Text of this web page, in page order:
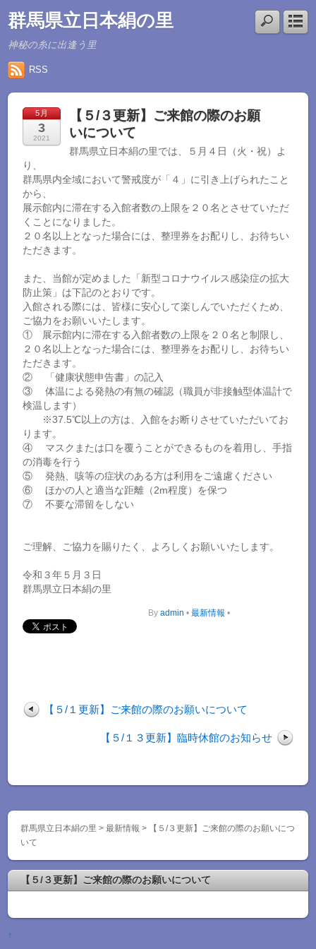
群馬県立日本絹の里
神秘の糸に出逢う里
RSS
5月
3
2021
【５/３更新】ご来館の際のお願
いについて
群馬県立日本絹の里では、５月４日（火・祝）よ
り、
群馬県内全域において警戒度が「４」に引き上げられたこと
から、
展示館内に滞在する入館者数の上限を２０名とさせていただ
くことになりました。
２０名以上となった場合には、整理券をお配りし、お待ちい
ただきます。
また、当館が定めました「新型コロナウイルス感染症の拡大
防止策」は下記のとおりです。
入館される際には、皆様に安心して楽しんでいただくため、
ご協力をお願いいたします。
① 展示館内に滞在する入館者数の上限を２０名と制限し、
２０名以上となった場合には、整理券をお配りし、お待ちい
ただきます。
② 「健康状態申告書」の記入
③ 体温による発熱の有無の確認（職員が非接触型体温計で
検温します）
※37.5℃以上の方は、入館をお断りさせていただいてお
ります。
④ マスクまたは口を覆うことができるものを着用し、手指
の消毒を行う
⑤ 発熱、咳等の症状のある方は利用をご遠慮ください
⑥ ほかの人と適当な距離（2m程度）を保つ
⑦ 不要な滞留をしない
ご理解、ご協力を賜りたく、よろしくお願いいたします。
令和３年５月３日
群馬県立日本絹の里
Byadmin • 最新情報 •
【５/１更新】ご来館の際のお願いについて
【５/１３更新】臨時休館のお知らせ
群馬県立日本絹の里 > 最新情報 > 【５/３更新】ご来館の際のお願いにつ
いて
【５/３更新】ご来館の際のお願いについて
↑